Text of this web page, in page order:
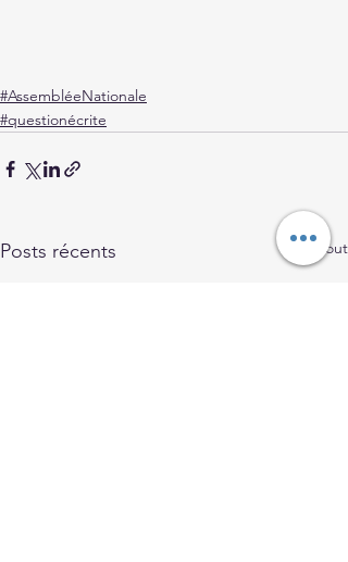
#AssembléeNationale
#questionécrite
Posts récents Voir tout